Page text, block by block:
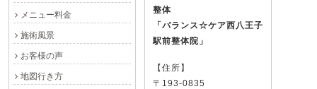
メニュー料金
施術風景
お客様の声
地図行き方
整体
「バランス☆ケア西八王子
駅前整体院」
【住所】
〒193-0835